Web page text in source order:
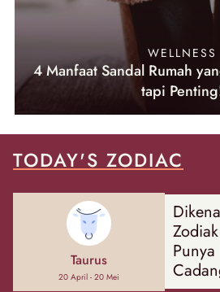
WELLNESS
4 Manfaat Sandal Rumah
tapi
TODAY'S ZODIAC
Taurus
20 April - 20 Mei